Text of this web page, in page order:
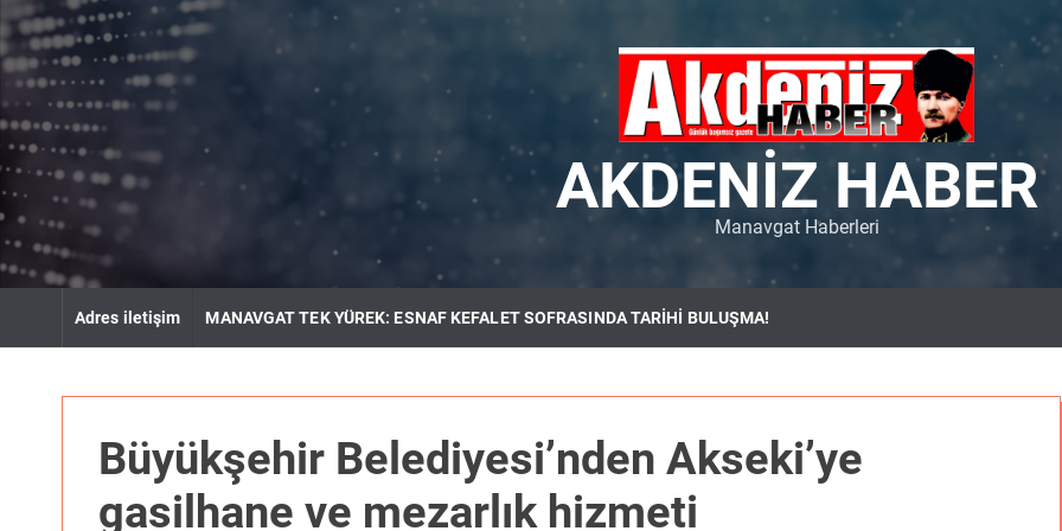
k
t
c
o
n
e
AKDENIZ HABER
Manavgat Haberleri
Adres iletişim MANAVGAT TEK YÜREK: ESNAF KEFALET SOFRASINDA TARİHİ BULUŞMA!
Büyükşehir Belediyesi’nden Akseki’ye
gasilhane ve mezarlık hizmeti